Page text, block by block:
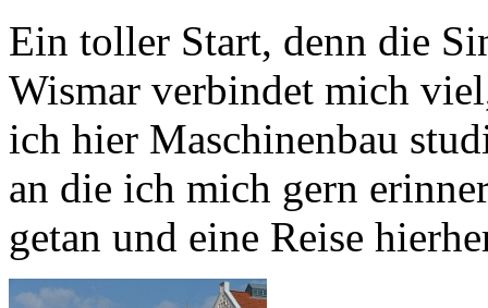
Ein toller Start, denn die
Wismar verbindet mich
ich hier Maschinenbau
an die ich mich gern
getan und eine Reise